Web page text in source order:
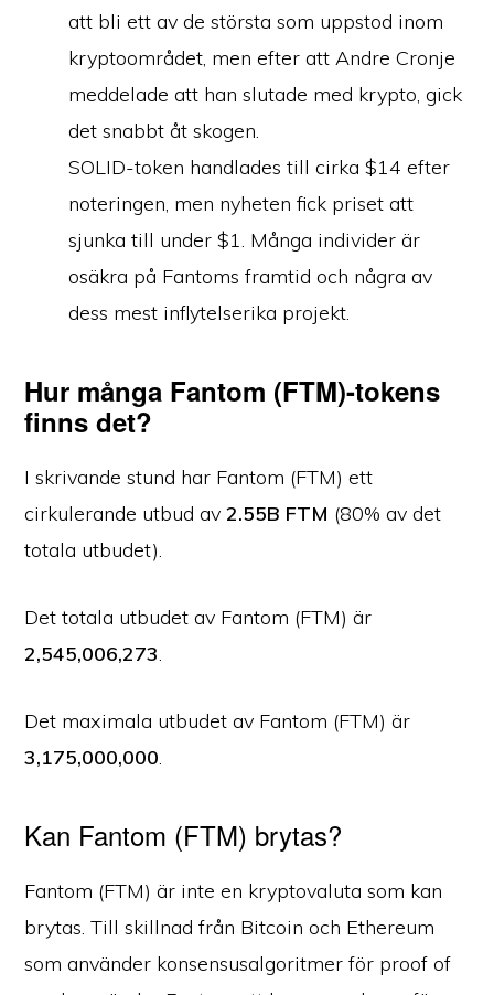
att bli ett av de största som uppstod inom
kryptoområdet, men efter att Andre Cronje
meddelade att han slutade med krypto, gick
det snabbt åt skogen.
SOLID-token handlades till cirka $14 efter
noteringen, men nyheten fick priset att
sjunka till under $1. Många individer är
osäkra på Fantoms framtid och några av
dess mest inflytelserika projekt.
Hur många Fantom (FTM)-tokens
finns det?
I skrivande stund har Fantom (FTM) ett
cirkulerande utbud av2.55B FTM (80% av det
totala utbudet).
Det totala utbudet av Fantom (FTM) är
2,545,006,273.
Det maximala utbudet av Fantom (FTM) är
3,175,000,000.
Kan Fantom (FTM) brytas?
Fantom (FTM) är inte en kryptovaluta som kan
brytas. Till skillnad från Bitcoin och Ethereum
som använder konsensusalgoritmer för proof of